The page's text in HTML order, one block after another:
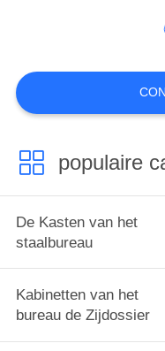
populaire
De Kasten van het
staalbureau
Kabinetten van het
bureau de Zijdossier